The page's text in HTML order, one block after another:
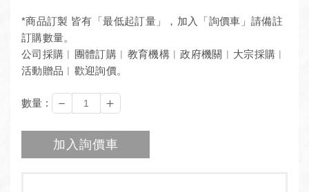
*商品訂製 皆有「最低起訂量」，加入「詢價車」請備註
訂購數量。
公司採購︱團體訂購︱教育機構︱政府機關︱大宗採購︱
活動贈品︱歡迎詢價。
數量 : － ＋
加入詢價車